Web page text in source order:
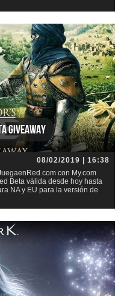
Giveaway
08/02/2019 | 16:38
con My.com
Beta válida desde hoy hasta
NA y EU para la versión de